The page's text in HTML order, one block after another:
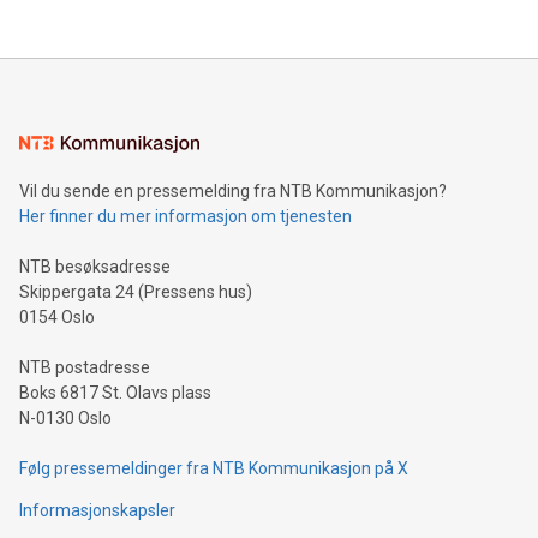
mining.Energy Market Dynamics: Explore how Bitcoin mining
mining.Sound Money: Discover how tamper-proof currency
neutral payment systems support humanitarian
projects.Carbon Footprint: Compare Bitcoin's environmental
event and dive into the critical topics of Bitcoin
Vil du sende en pressemelding fra NTB Kommunikasjon?
Her finner du mer informasjon om tjenesten
NTB besøksadresse
Skippergata 24 (Pressens hus)
0154 Oslo
NTB postadresse
Boks 6817 St. Olavs plass
N-0130 Oslo
Følg pressemeldinger fra NTB Kommunikasjon på X
Informasjonskapsler